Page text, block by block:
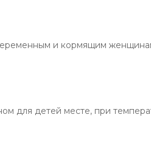
и кормящим
для детей месте, при